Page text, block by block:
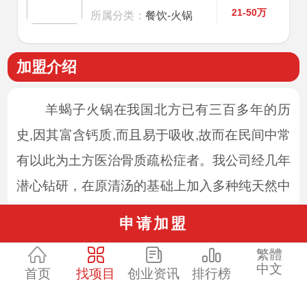
所属分类： 餐饮-火锅 21-50万
加盟介绍
羊蝎子火锅在我国北方已有三百多年的历
史,因其富含钙质,而且易于吸收,故而在民间中常
有以此为土方医治骨质疏松症者。我公司经几年
潜心钻研，在原清汤的基础上加入多种纯天然中
煨，焖等十几道工序方可出锅，其味微麻微辣，
申请加盟
首页 找项目 创业资讯 排行榜
繁體
中文